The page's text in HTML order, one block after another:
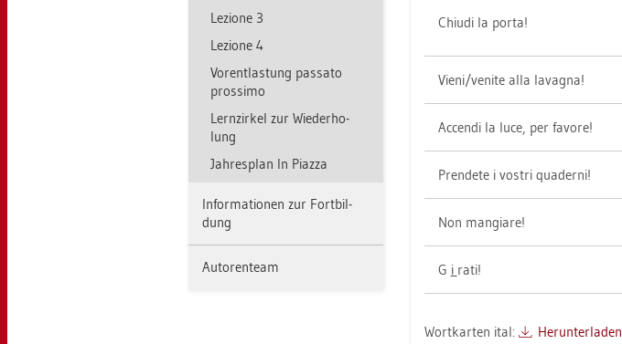
Le­zio­ne 3
Le­zio­ne 4
Vor­ent­las­tung pas­sa­to
pros­si­mo
Lern­zir­kel zur Wie­der­ho­
lung
Jah­res­plan In Piaz­za
In­for­ma­tio­nen zur Fort­bil­
dung
Au­to­ren­team
Chi­u­di la porta!
Vieni/ve­ni­te alla la­va­gna!
Ac­cen­di la luce, per fa­vo­re!
Pren­de­te i vos­tri qua­der­ni!
Non man­gia­re!
G i rati!
Wort­kar­ten ital: Her­un­ter­la­den